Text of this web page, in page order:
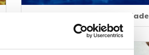
Where Toilet Paper Is Made